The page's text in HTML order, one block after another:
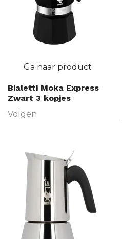
Ga naar product
Bialetti Moka Express
Zwart 3 kopjes
Volgen